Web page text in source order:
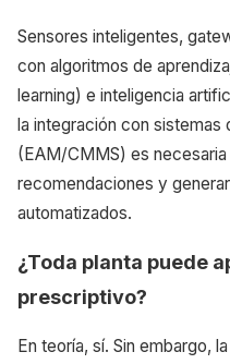
Sensores inteligentes,
con algoritmos de
learning) e inteligencia
la integración con
(EAM/CMMS) es necesaria
recomendaciones y
automatizados.
¿Toda planta puede
prescriptivo?
En teoría, sí. Sin embargo,